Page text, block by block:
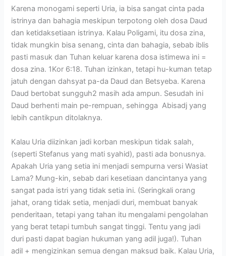
Karena monogami seperti Uria, ia bisa sangat cinta pada
istrinya dan bahagia meskipun terpotong oleh dosa Daud
dan ketidaksetiaan istrinya. Kalau Poligami, itu dosa zina,
tidak mungkin bisa senang, cinta dan bahagia, sebab iblis
pasti masuk dan Tuhan keluar karena dosa istimewa ini =
dosa zina. 1Kor 6:18. Tuhan izinkan, tetapi hu-kuman tetap
jatuh dengan dahsyat pa-da Daud dan Betsyeba. Karena
Daud bertobat sungguh2 masih ada ampun. Sesudah ini
Daud berhenti main pe-rempuan, sehingga Abisadj yang
lebih cantikpun ditolaknya.
Kalau Uria diizinkan jadi korban meskipun tidak salah,
(seperti Stefanus yang mati syahid), pasti ada bonusnya.
Apakah Uria yang setia ini menjadi sempurna versi Wasiat
Lama? Mung-kin, sebab dari kesetiaan dancintanya yang
sangat pada istri yang tidak setia ini. (Seringkali orang
jahat, orang tidak setia, menjadi duri, membuat banyak
penderitaan, tetapi yang tahan itu mengalami pengolahan
yang berat tetapi tumbuh sangat tinggi. Tentu yang jadi
duri pasti dapat bagian hukuman yang adil juga!). Tuhan
adil + mengizinkan semua dengan maksud baik. Kalau Uria,